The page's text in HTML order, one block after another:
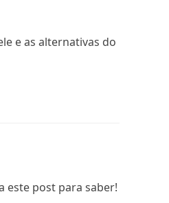
e as alternativas do
este post para saber!